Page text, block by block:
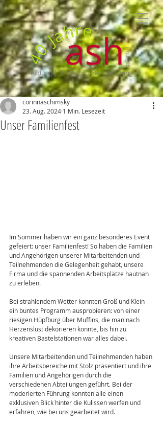
Unser Familienfest
corinnaschimsky
23. Aug. 2024 1 Min. Lesezeit
Im Sommer haben wir ein ganz besonderes Event
gefeiert: unser Familienfest! So haben die Familien
und Angehörigen unserer Mitarbeitenden und
Teilnehmenden die Gelegenheit gehabt, unsere
Firma und die spannenden Arbeitsplätze hautnah
zu erleben.
Bei strahlendem Wetter konnten Groß und Klein
ein buntes Programm ausprobieren: von einer
riesigen Hüpfburg über Muffins, die man nach
Herzenslust dekorieren konnte, bis hin zu
kreativen Bastelstationen war alles dabei.
Unsere Mitarbeitenden und Teilnehmenden haben
ihre Arbeitsbereiche mit Stolz präsentiert und ihre
Familien und Angehörigen durch die
verschiedenen Abteilungen geführt. Bei der
moderierten Führung konnten alle einen
exklusiven Blick hinter die Kulissen werfen und
erfahren, wie bei uns gearbeitet wird.